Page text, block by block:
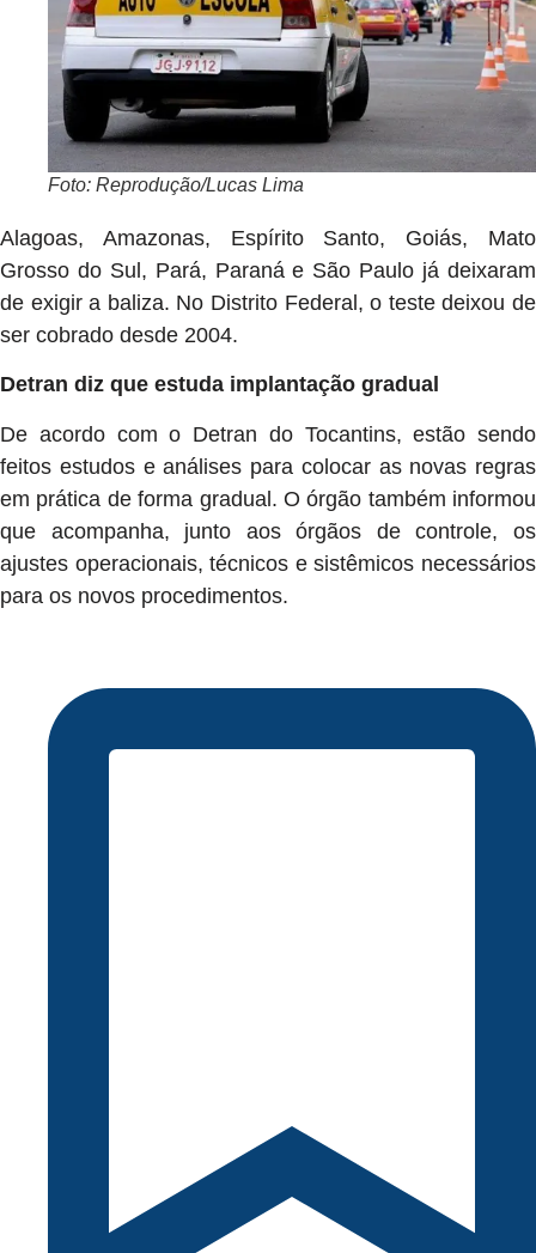
Foto: Reprodução/Lucas Lima
Alagoas, Amazonas, Espírito Santo, Goiás, Mato
Grosso do Sul, Pará, Paraná e São Paulo já deixaram
de exigir a baliza. No Distrito Federal, o teste deixou de
ser cobrado desde 2004.
Detran diz que estuda implantação gradual
De acordo com o Detran do Tocantins, estão sendo
feitos estudos e análises para colocar as novas regras
em prática de forma gradual. O órgão também informou
que acompanha, junto aos órgãos de controle, os
ajustes operacionais, técnicos e sistêmicos necessários
para os novos procedimentos.